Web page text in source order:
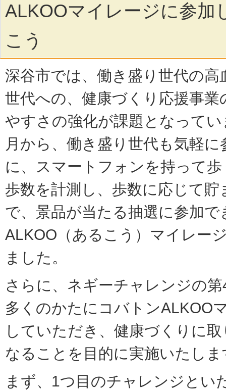
ALKOOマイレージに参加
こう
深⾕市では、働き盛り世代の⾼
世代への、健康づくり応援事業
やすさの強化が課題となって
⽉から、働き盛り世代も気軽
に、スマートフォンを持って
歩数を計測し、歩数に応じて
で、景品が当たる抽選に参加
ALKOO（あるこう）マイレー
ました。
さらに、ネギーチャレンジの
多くのかたにコバトンALKOO
していただき、健康づくりに
なることを⽬的に実施いたしま
まず、1つ⽬のチャレンジとい